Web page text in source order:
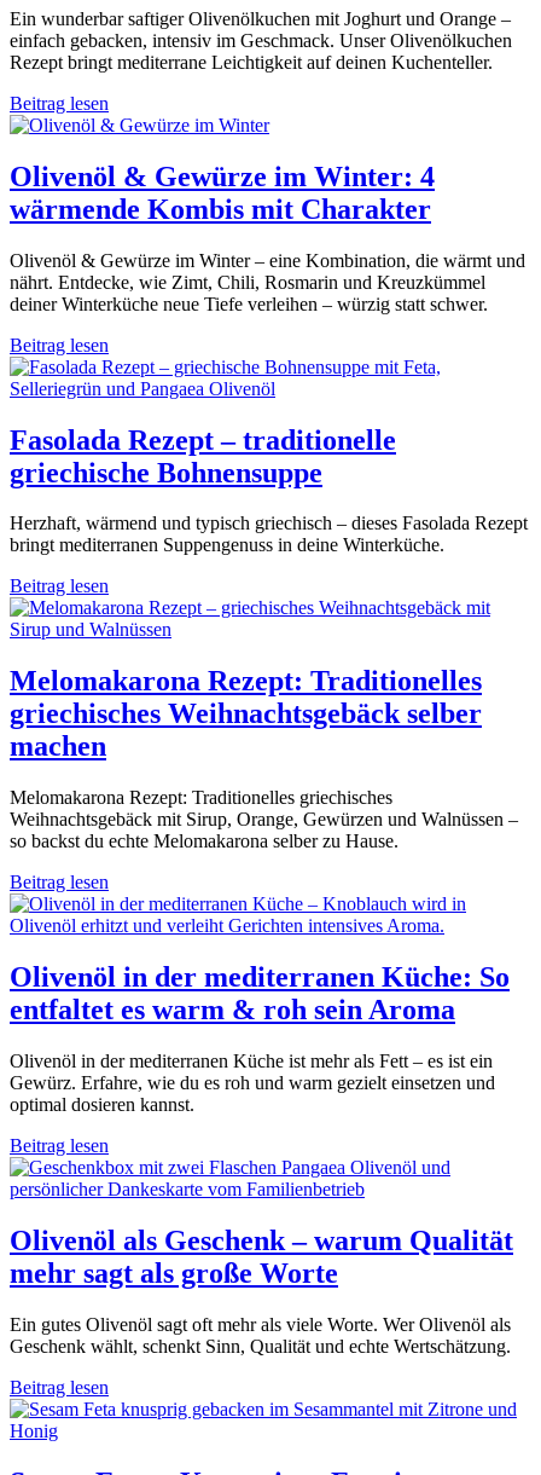
Ein wunderbar saftiger Olivenölkuchen mit Joghurt und Orange –
einfach gebacken, intensiv im Geschmack. Unser Olivenölkuchen
Rezept bringt mediterrane Leichtigkeit auf deinen Kuchenteller.
Beitrag lesen
Olivenöl & Gewürze im Winter: 4
wärmende Kombis mit Charakter
Olivenöl & Gewürze im Winter – eine Kombination, die wärmt und
nährt. Entdecke, wie Zimt, Chili, Rosmarin und Kreuzkümmel
deiner Winterküche neue Tiefe verleihen – würzig statt schwer.
Beitrag lesen
Fasolada Rezept – traditionelle
griechische Bohnensuppe
Herzhaft, wärmend und typisch griechisch – dieses Fasolada Rezept
bringt mediterranen Suppengenuss in deine Winterküche.
Beitrag lesen
Melomakarona Rezept: Traditionelles
griechisches Weihnachtsgebäck selber
machen
Melomakarona Rezept: Traditionelles griechisches
Weihnachtsgebäck mit Sirup, Orange, Gewürzen und Walnüssen –
so backst du echte Melomakarona selber zu Hause.
Beitrag lesen
Olivenöl in der mediterranen Küche: So
entfaltet es warm & roh sein Aroma
Olivenöl in der mediterranen Küche ist mehr als Fett – es ist ein
Gewürz. Erfahre, wie du es roh und warm gezielt einsetzen und
optimal dosieren kannst.
Beitrag lesen
Olivenöl als Geschenk – warum Qualität
mehr sagt als große Worte
Ein gutes Olivenöl sagt oft mehr als viele Worte. Wer Olivenöl als
Geschenk wählt, schenkt Sinn, Qualität und echte Wertschätzung.
Beitrag lesen